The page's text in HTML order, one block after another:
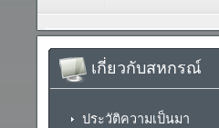
เกี่ยวกับสหกรณ์
ประวัติความเป็นมา